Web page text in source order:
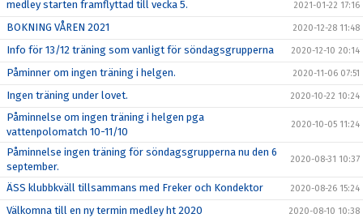
medley starten framflyttad till vecka 5. 2021-01-22 17:16
BOKNING VÅREN 2021 2020-12-28 11:48
Info för 13/12 träning som vanligt för söndagsgrupperna 2020-12-10 20:14
Påminner om ingen träning i helgen. 2020-11-06 07:51
Ingen träning under lovet. 2020-10-22 10:24
Påminnelse om ingen träning i helgen pga
vattenpolomatch 10-11/10
2020-10-05 11:24
Påminnelse ingen träning för söndagsgrupperna nu den 6
september.
2020-08-31 10:37
ÄSS klubbkväll tillsammans med Freker och Kondektor 2020-08-26 15:24
Välkomna till en ny termin medley ht 2020 2020-08-10 10:38